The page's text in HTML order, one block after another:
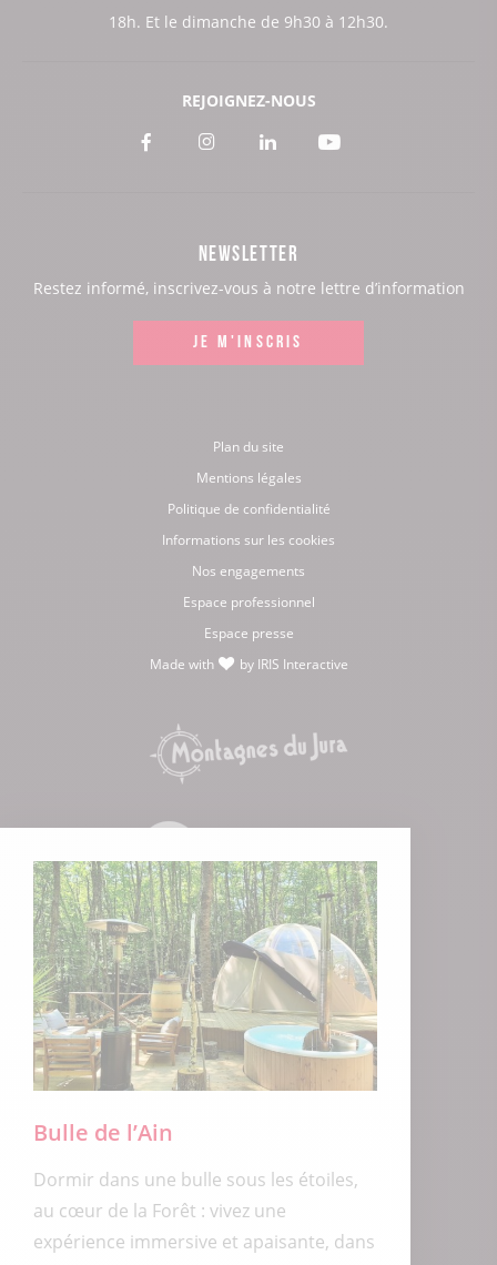
Bulle de l’Ain
Dormir dans une bulle sous les étoiles,
au cœur de la Forêt : vivez une
expérience immersive et apaisante, dans
18h. Et le dimanche de 9h30 à 12h30.
REJOIGNEZ-NOUS
Voir
Facebook
Voir
Instagram
Voir
LinkedIn
Voir
Youtube
NEWSLETTER
Restez informé, inscrivez-vous à notre lettre d’information
JE M'INSCRIS
Plan du site
Mentions légales
Politique de confidentialité
Informations sur les cookies
Nos engagements
Espace professionnel
Espace presse
Made with
by IRIS Interactive